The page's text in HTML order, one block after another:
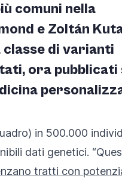
comuni nella
e Zoltán
di varianti
ora pubblicati
in 500.000
dati genetici.
tratti con